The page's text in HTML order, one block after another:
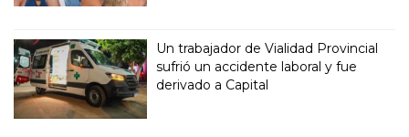
Un trabajador de Vialidad Provincial
sufrió un accidente laboral y fue
derivado a Capital